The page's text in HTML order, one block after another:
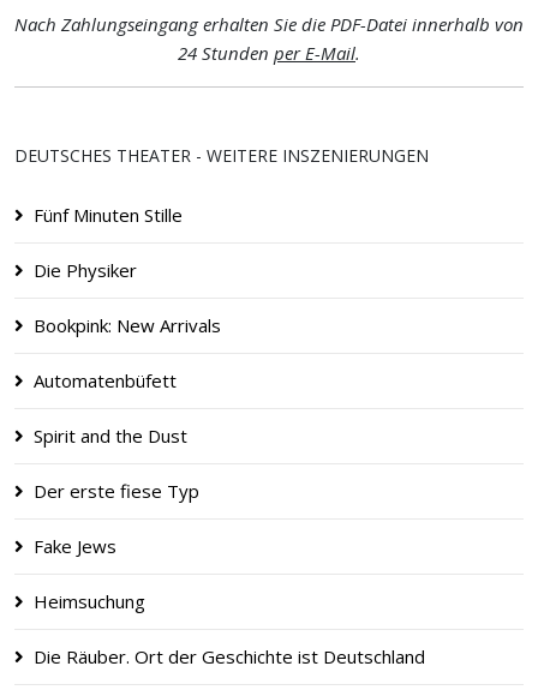
Nach Zahlungseingang erhalten Sie die PDF-Datei innerhalb von
24 Stunden per E-Mail.
DEUTSCHES THEATER - WEITERE INSZENIERUNGEN
Fünf Minuten Stille
Die Physiker
Bookpink: New Arrivals
Automatenbüfett
Spirit and the Dust
Der erste fiese Typ
Fake Jews
Heimsuchung
Die Räuber. Ort der Geschichte ist Deutschland